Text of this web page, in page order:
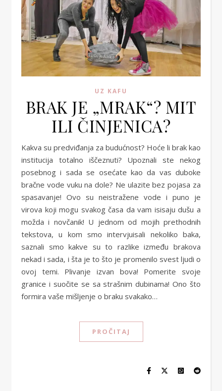
UZ KAFU
BRAK JE „MRAK“? MIT
ILI ČINJENICA?
Kakva su predviđanja za budućnost? Hoće li brak kao
institucija totalno iščeznuti? Upoznali ste nekog
posebnog i sada se osećate kao da vas duboke
bračne vode vuku na dole? Ne ulazite bez pojasa za
spasavanje! Ovo su neistražene vode i puno je
virova koji mogu svakog časa da vam isisaju dušu a
možda i novčanik! U jednom od mojih prethodnih
tekstova, u kom smo intervjuisali nekoliko baka,
saznali smo kakve su to razlike između brakova
nekad i sada, i šta je to što je promenilo svest ljudi o
ovoj temi. Plivanje izvan bova! Pomerite svoje
granice i suočite se sa strašnim dubinama! Ono što
formira vaše mišljenje o braku svakako…
PROČITAJ